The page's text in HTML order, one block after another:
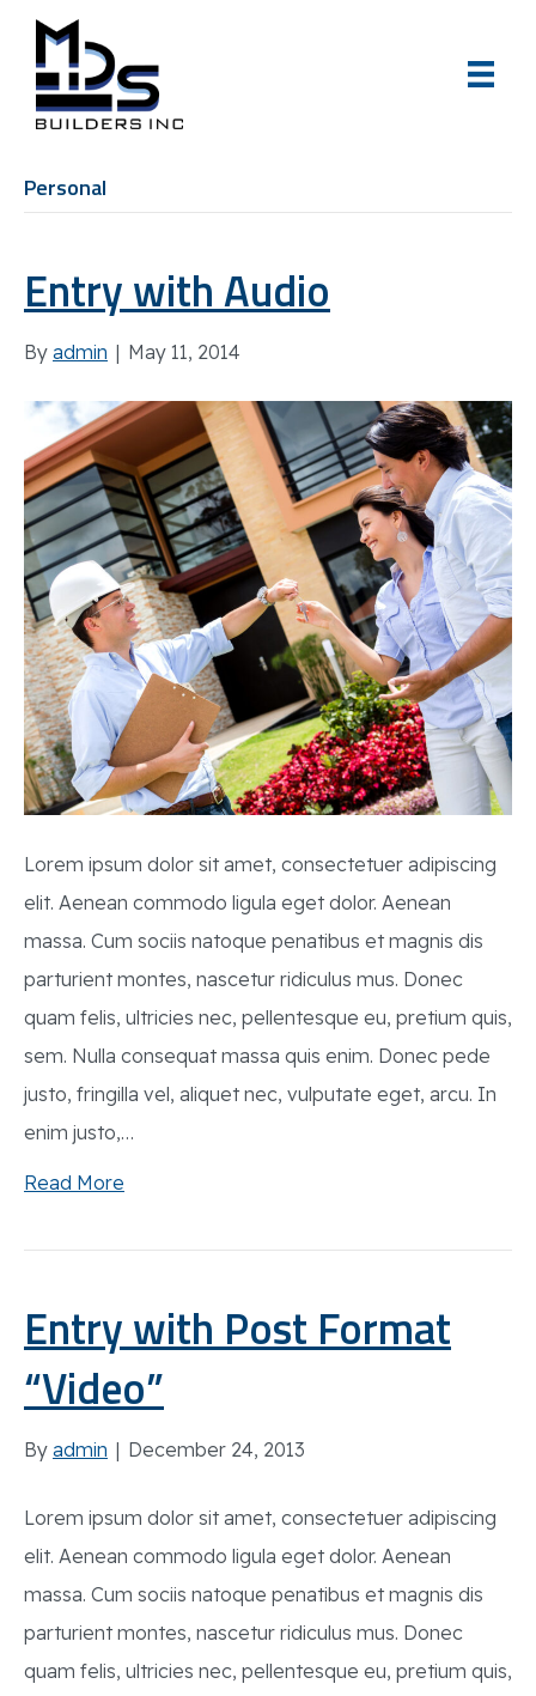
Personal
Entry with Audio
By admin | May 11, 2014
Lorem ipsum dolor sit amet, consectetuer adipiscing
elit. Aenean commodo ligula eget dolor. Aenean
massa. Cum sociis natoque penatibus et magnis dis
parturient montes, nascetur ridiculus mus. Donec
quam felis, ultricies nec, pellentesque eu, pretium quis,
sem. Nulla consequat massa quis enim. Donec pede
justo, fringilla vel, aliquet nec, vulputate eget, arcu. In
enim justo,…
Read More
Entry with Post Format
“Video”
By admin | December 24, 2013
Lorem ipsum dolor sit amet, consectetuer adipiscing
elit. Aenean commodo ligula eget dolor. Aenean
massa. Cum sociis natoque penatibus et magnis dis
parturient montes, nascetur ridiculus mus. Donec
quam felis, ultricies nec, pellentesque eu, pretium quis,